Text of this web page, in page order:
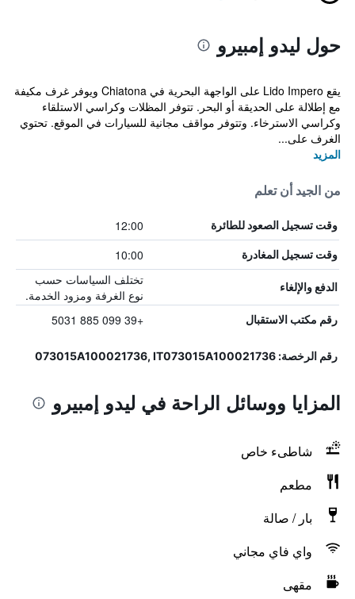
حول ليدو إمبيرو
يقع Lido Impero على الواجهة البحرية في Chiatona ويوفر غرف مكيفة
مع إطلالة على الحديقة أو البحر. تتوفر المظلات وكراسي الاستلقاء
وكراسي الاسترخاء. وتتوفر مواقف مجانية للسيارات في الموقع. تحتوي
الغرف على...
المزيد
من الجيد أن تعلم
وقت تسجيل الصعود للطائرة 12:00
وقت تسجيل المغادرة 10:00
الدفع والإلغاء
تختلف السياسات حسب
نوع الغرفة ومزود الخدمة.
رقم مكتب الاستقبال +39 099 885 5031
رقم الرخصة: 073015A100021736, IT073015A100021736
المزايا ووسائل الراحة في ليدو إمبيرو
شاطىء خاص
مطعم
بار / صالة
واي فاي مجاني
مقهى